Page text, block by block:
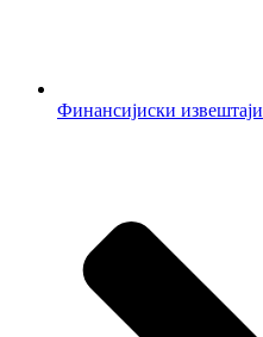
Финансијиски извештаји